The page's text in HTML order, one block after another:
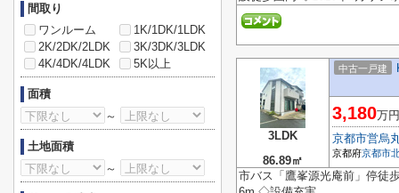
3LDK
86.89㎡
中古一戸建
3,180万円
京都市営烏
京都府京都市
市バス「鷹峯源光庵前」停徒
間取り
ワンルーム
1K/1DK/1LDK
2K/2DK/2LDK
3K/3DK/3LDK
4K/4DK/4LDK
5K以上
面積
～
土地面積
～